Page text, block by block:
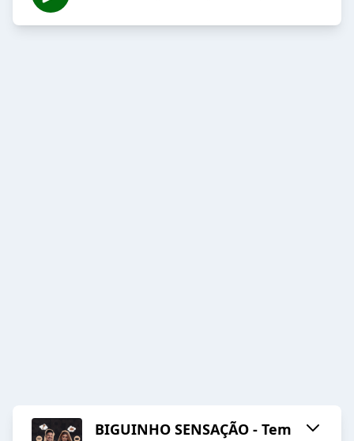
BIGUINHO SENSAÇÃO - Tem